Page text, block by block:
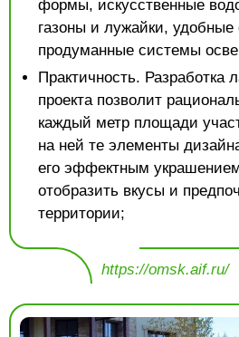
формы, искусственные
газоны и лужайки,
продуманные системы
Практичность. Разработка
проекта позволит
каждый метр площади
на ней те элементы
его эффектным
отобразить вкусы и
территории;
https://omsk.aif.ru/